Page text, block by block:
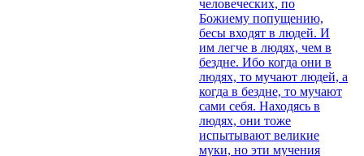
человеческих, по
Божиему попущению,
бесы входят в людей. И
им легче в людях, чем в
бездне. Ибо когда они в
людях, то мучают людей, а
когда в бездне, то мучают
сами себя. Находясь в
людях, они тоже
испытывают великие
муки, но эти мучения